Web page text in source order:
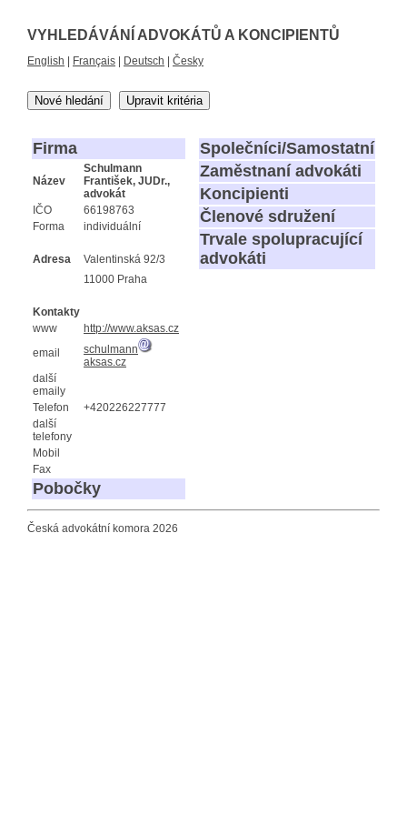
VYHLEDÁVÁNÍ ADVOKÁTŮ A KONCIPIENTŮ
English Français Deutsch Česky
Nové hledání Upravit kritéria
Firma
Název
Schulmann
František, JUDr.,
advokát
IČO
66198763
Forma
individuální
Adresa
Valentinská 92/3
11000 Praha
Kontakty
www
http://www.aksas.cz
email
schulmann
aksas.cz
další
emaily
Telefon
+420226227777
další
telefony
Mobil
Fax
Pobočky
Společníci/Samostatní
Zaměstnaní advokáti
Koncipienti
Členové sdružení
Trvale spolupracující
advokáti
Česká advokátní komora 2026